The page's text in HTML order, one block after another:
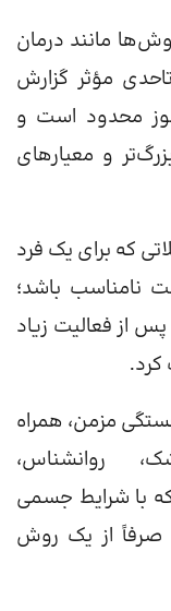
مانند درمان
مؤثر گزارش
محدود است و
و معیارهای
که برای یک فرد
نامناسب باشد؛
از فعالیت زیاد
کرد.
مزمن، همراه
روانشناس،
با شرایط جسمی
صرفاً از یک روش